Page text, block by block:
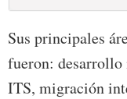
Sus principales
fueron:
ITS, migración